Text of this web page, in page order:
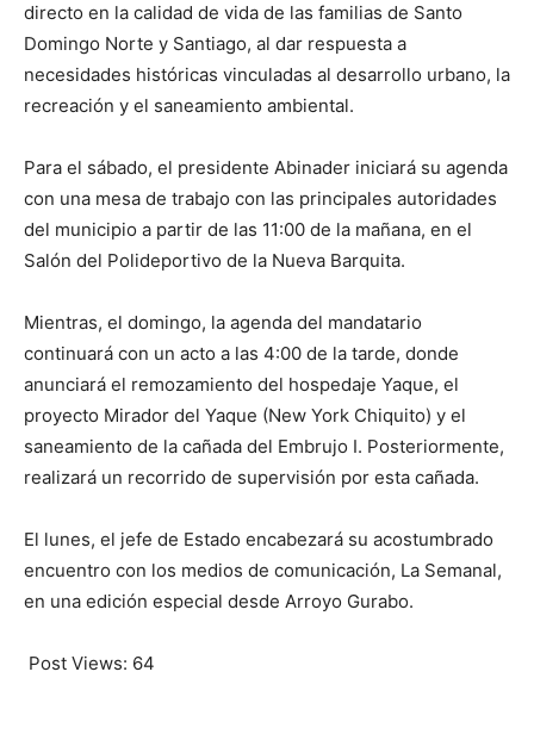
directo en la calidad de vida de las familias de Santo
Domingo Norte y Santiago, al dar respuesta a
necesidades históricas vinculadas al desarrollo urbano, la
recreación y el saneamiento ambiental.
Para el sábado, el presidente Abinader iniciará su agenda
con una mesa de trabajo con las principales autoridades
del municipio a partir de las 11:00 de la mañana, en el
Salón del Polideportivo de la Nueva Barquita.
Mientras, el domingo, la agenda del mandatario
continuará con un acto a las 4:00 de la tarde, donde
anunciará el remozamiento del hospedaje Yaque, el
proyecto Mirador del Yaque (New York Chiquito) y el
saneamiento de la cañada del Embrujo I. Posteriormente,
realizará un recorrido de supervisión por esta cañada.
El lunes, el jefe de Estado encabezará su acostumbrado
encuentro con los medios de comunicación, La Semanal,
en una edición especial desde Arroyo Gurabo.
Post Views: 64